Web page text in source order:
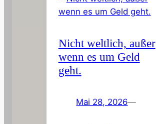
Nicht weltlich, außer
wenn es um Geld
geht.
Mai 28, 2026—